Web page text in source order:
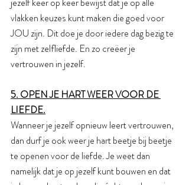
vlakken keuzes kunt maken die goed voor
JOU zijn. Dit doe je door iedere dag bezig te
zijn met zelfliefde. En zo creëer je
vertrouwen in jezelf.
5. OPEN JE HART WEER VOOR DE
LIEFDE.
Wanneer je jezelf opnieuw leert vertrouwen,
dan durf je ook weer je hart beetje bij beetje
te openen voor de liefde. Je weet dan
namelijk dat je op jezelf kunt bouwen en dat